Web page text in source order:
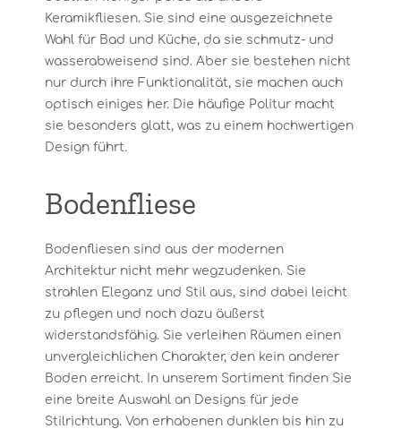
Keramikfliesen. Sie sind eine ausgezeichnete
Wahl für Bad und Küche, da sie schmutz- und
wasserabweisend sind. Aber sie bestehen nicht
nur durch ihre Funktionalität, sie machen auch
optisch einiges her. Die häufige Politur macht
sie besonders glatt, was zu einem hochwertigen
Design führt.
Bodenfliese
Bodenfliesen sind aus der modernen
Architektur nicht mehr wegzudenken. Sie
strahlen Eleganz und Stil aus, sind dabei leicht
zu pflegen und noch dazu äußerst
widerstandsfähig. Sie verleihen Räumen einen
unvergleichlichen Charakter, den kein anderer
Boden erreicht. In unserem Sortiment finden Sie
eine breite Auswahl an Designs für jede
Stilrichtung. Von erhabenen dunklen bis hin zu